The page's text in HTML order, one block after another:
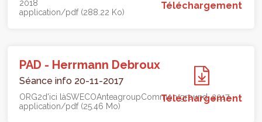
2018
application/pdf (288.22 Ko)
Téléchargement
PAD - Herrmann Debroux
Séance info 20-11-2017
ORG2d'ici làSWECOAnteagroupCommon ground 2017
application/pdf (25.46 Mo)
Téléchargement